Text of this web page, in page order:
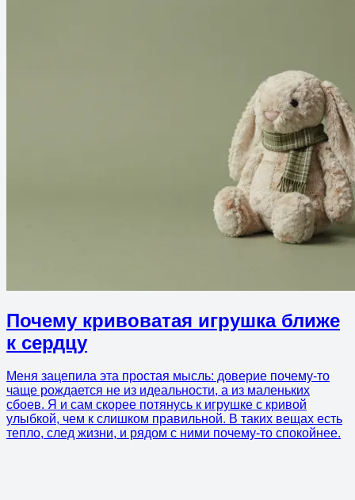
Почему кривоватая игрушка ближе
к сердцу
Меня зацепила эта простая мысль: доверие почему-то
чаще рождается не из идеальности, а из маленьких
сбоев. Я и сам скорее потянусь к игрушке с кривой
улыбкой, чем к слишком правильной. В таких вещах есть
тепло, след жизни, и рядом с ними почему-то спокойнее.